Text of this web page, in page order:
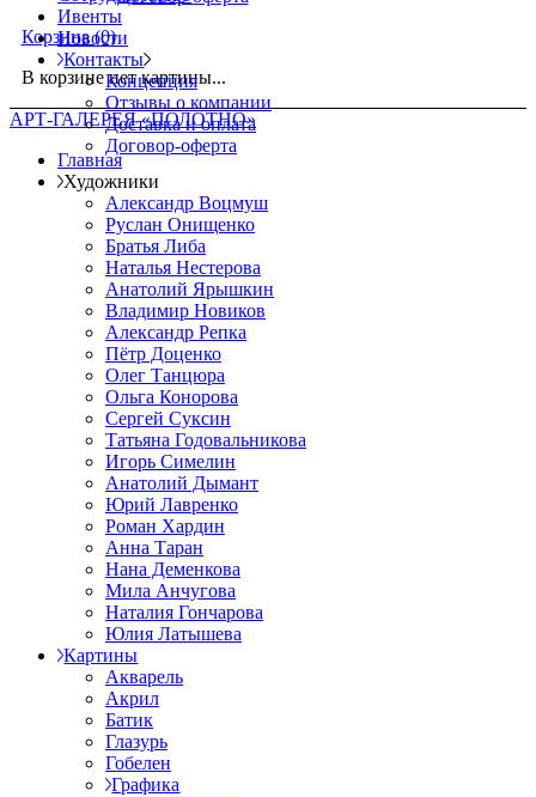
Корзина (0)
В корзине нет картины...
АРТ-ГАЛЕРЕЯ «ПОЛОТНО»
Главная
Художники
Александр Воцмуш
Руслан Онищенко
Братья Либа
Наталья Нестерова
Анатолий Ярышкин
Владимир Новиков
Александр Репка
Пётр Доценко
Олег Танцюра
Ольга Конорова
Сергей Суксин
Татьяна Годовальникова
Игорь Симелин
Анатолий Дымант
Юрий Лавренко
Роман Хардин
Анна Таран
Нана Деменкова
Мила Анчугова
Наталия Гончарова
Юлия Латышева
Картины
Акварель
Акрил
Батик
Глазурь
Гобелен
Графика
Ивенты
Новости
Контакты
Концепция
Отзывы о компании
Доставка и оплата
Договор-оферта